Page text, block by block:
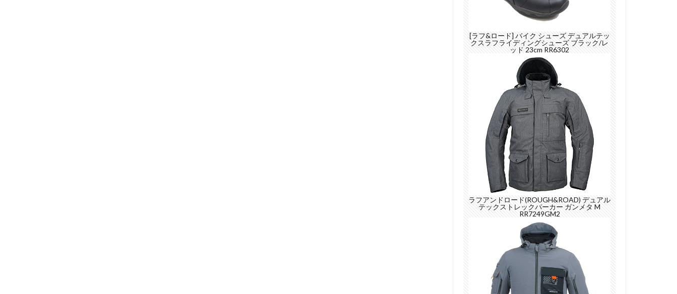
[ラフ&ロード] バイク シューズ デュアルテッ
クスラフライディングシューズ ブラック/レ
ッド 23cm RR6302
ラフアンドロード(ROUGH&ROAD) デュアル
テックストレックパーカー ガンメタ M
RR7249GM2